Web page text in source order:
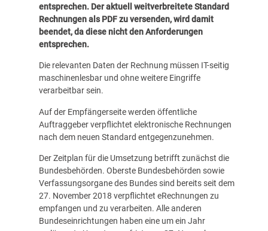
entsprechen. Der aktuell weitverbreitete Standard
Rechnungen als PDF zu versenden, wird damit
beendet, da diese nicht den Anforderungen
entsprechen.
Die relevanten Daten der Rechnung müssen IT-seitig
maschinenlesbar und ohne weitere Eingriffe
verarbeitbar sein.
Auf der Empfängerseite werden öffentliche
Auftraggeber verpflichtet elektronische Rechnungen
nach dem neuen Standard entgegenzunehmen.
Der Zeitplan für die Umsetzung betrifft zunächst die
Bundesbehörden. Oberste Bundesbehörden sowie
Verfassungsorgane des Bundes sind bereits seit dem
27. November 2018 verpflichtet eRechnungen zu
empfangen und zu verarbeiten. Alle anderen
Bundeseinrichtungen haben eine um ein Jahr